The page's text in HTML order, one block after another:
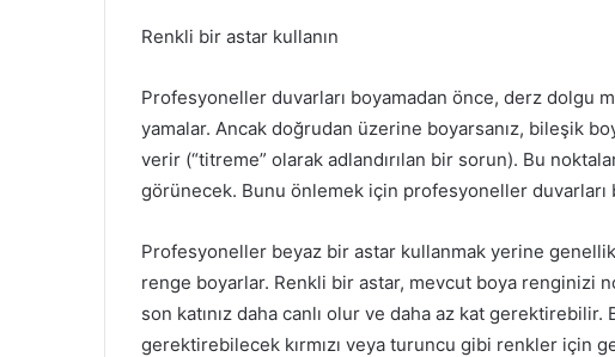
Renkli bir astar kullanın
Profesyoneller duvarları boyamadan önce, derz dolgu
yamalar. Ancak doğrudan üzerine boyarsanız, bileşik
verir (“titreme” olarak adlandırılan bir sorun). Bu
görünecek. Bunu önlemek için profesyoneller duvarları
Profesyoneller beyaz bir astar kullanmak yerine
renge boyarlar. Renkli bir astar, mevcut boya renginizi
son katınız daha canlı olur ve daha az kat gerektirebilir.
gerektirebilecek kırmızı veya turuncu gibi renkler için